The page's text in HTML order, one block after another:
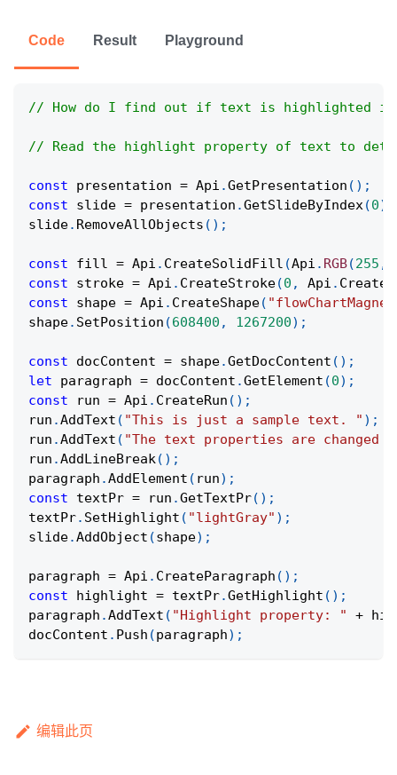
Code Result Playground
// How do I find out if text is highlighted in
// Read the highlight property of text to
const presentation = Api .GetPresentation ( ) ;
const slide = presentation .GetSlideByIndex(0)
slide. RemoveAllObjects ( ) ;
const fill = Api . CreateSolidFill (Api . RGB(255 ,
const stroke = Api . CreateStroke(0 , Api .
const shape = Api . CreateShape(
shape. SetPosition (608400 , 1267200) ;
const docContent = shape.GetDocContent ( ) ;
let paragraph = docContent .GetElement (0) ;
const run = Api . CreateRun ( ) ;
run .AddText ( "This is just a sample text. " ) ;
run .AddText ( "The text properties are changed
run .AddLineBreak( ) ;
paragraph .AddElement ( run) ;
const textPr = run .GetTextPr( ) ;
textPr. SetHighlight ( "lightGray" ) ;
slide.AddObject (shape) ;
paragraph = Api . CreateParagraph ( ) ;
const highlight = textPr.GetHighlight ( ) ;
paragraph .AddText ( "Highlight property: " +
docContent . Push (paragraph) ;
编辑此页